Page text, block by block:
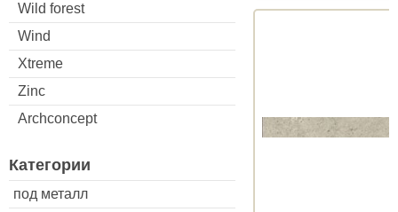
Wild forest
Wind
Xtreme
Zinc
Archconcept
Категории
под металл